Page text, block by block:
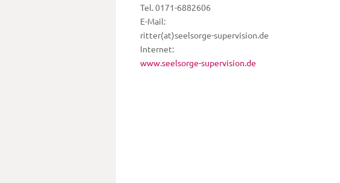
Tel. 0171-6882606
E-Mail:
ritter(at)seelsorge-supervision.de
Internet:
www.seelsorge-supervision.de